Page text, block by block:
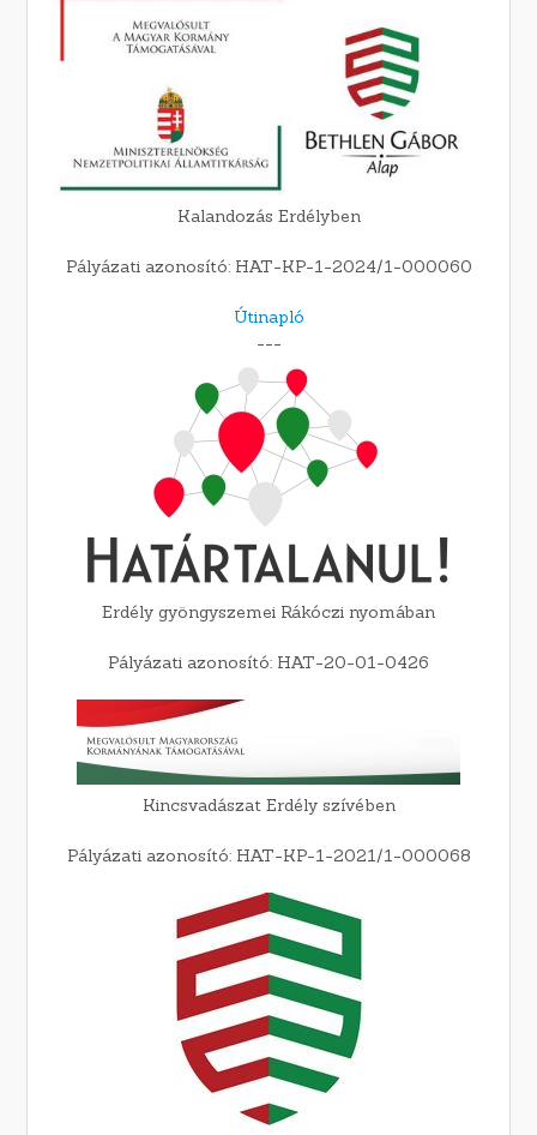
Kalandozás Erdélyben
Pályázati azonosító: HAT-KP-1-2024/1-000060
Útinapló
---
Erdély gyöngyszemei Rákóczi nyomában
Pályázati azonosító: HAT-20-01-0426
Kincsvadászat Erdély szívében
Pályázati azonosító: HAT-KP-1-2021/1-000068